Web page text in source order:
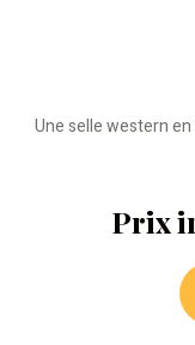
Une selle western
Prix